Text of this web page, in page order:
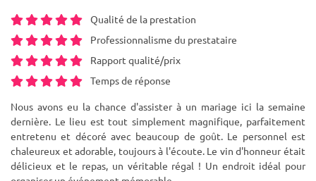
Qualité de la prestation
Professionnalisme du prestataire
Rapport qualité/prix
Temps de réponse
Nous avons eu la chance d'assister à un mariage ici la semaine
dernière. Le lieu est tout simplement magnifique, parfaitement
entretenu et décoré avec beaucoup de goût. Le personnel est
chaleureux et adorable, toujours à l'écoute. Le vin d'honneur était
délicieux et le repas, un véritable régal ! Un endroit idéal pour